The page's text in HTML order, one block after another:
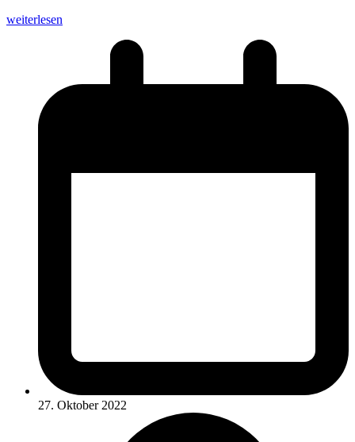
weiterlesen
27. Oktober 2022